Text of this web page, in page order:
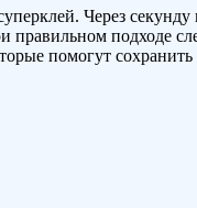
Через
правильном подходе
помогут